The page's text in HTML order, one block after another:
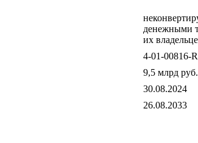
денежными
их
4-01-00816-
9,5 млрд руб.
30.08.2024
26.08.2033